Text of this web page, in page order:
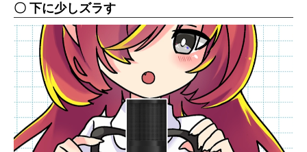
〇 下に少しズラす